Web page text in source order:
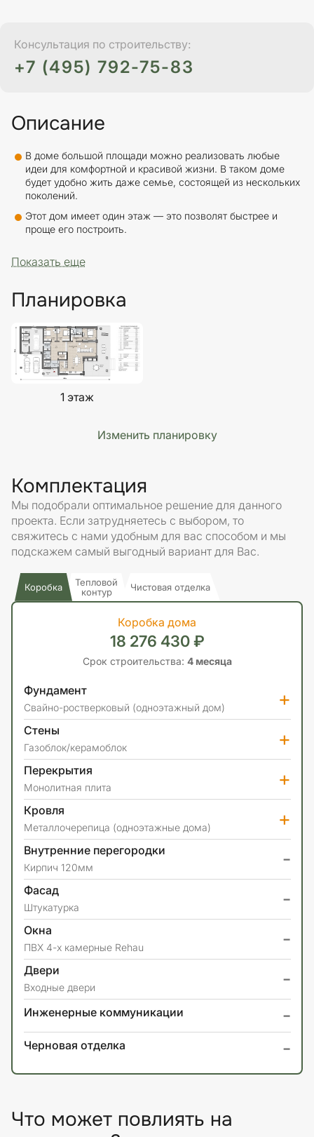
Консультация по строительству:
+7 (495) 792-75-83
Описание
В доме большой площади можно реализовать любые
идеи для комфортной и красивой жизни. В таком доме
будет удобно жить даже семье, состоящей из нескольких
поколений.
Этот дом имеет один этаж — это позволят быстрее и
проще его построить.
Показать еще
Планировка
1 этаж
Изменить планировку
Комплектация
Мы подобрали оптимальное решение для данного
проекта. Если затрудняетесь с выбором, то
свяжитесь с нами удобным для вас способом и мы
подскажем самый выгодный вариант для Вас.
Коробка
Тепловой
контур
Чистовая отделка
Коробка дома
18 276 430 ₽
Срок строительства: 4 месяца
Фундамент
Свайно-ростверковый (одноэтажный дом) +
Стены
Газоблок/керамоблок +
Перекрытия
Монолитная плита +
Кровля
Металлочерепица (одноэтажные дома) +
Внутренние перегородки
Кирпич 120мм -
Фасад
Штукатурка -
Окна
ПВХ 4-х камерные Rehau -
Двери
Входные двери -
Инженерные коммуникации -
Черновая отделка -
Что может повлиять на